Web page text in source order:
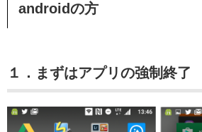
androidの方
１．まずはアプリの強制終了